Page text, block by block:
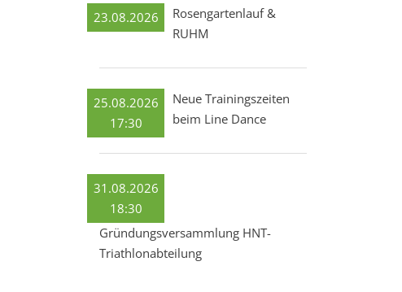
23.08.2026
Rosengartenlauf &
RUHM
25.08.2026
17:30
Neue Trainingszeiten
beim Line Dance
31.08.2026
18:30
Gründungsversammlung HNT-
Triathlonabteilung